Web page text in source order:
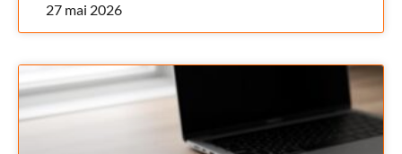
27 mai 2026